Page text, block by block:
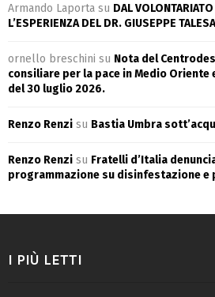
Armando Laporta su DAL
L’ESPERIENZA DEL DR. GIUSEPPE
ornello breschini su Nota del
consiliare per la pace in Medio
del 30 luglio 2026.
Renzo Renzi su Bastia Umbra
Renzo Renzi su Fratelli d’Italia
programmazione su disinfestazione e
I PIÙ LETTI